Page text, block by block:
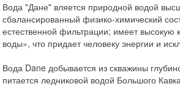
Вода "Дане" вляется природной водой
сбалансированный физико-химический
естественной фильтрации; имеет высокую
воды», что придает человеку энергии и
Вода Dane добывается из скважины
питается ледниковой водой Большого